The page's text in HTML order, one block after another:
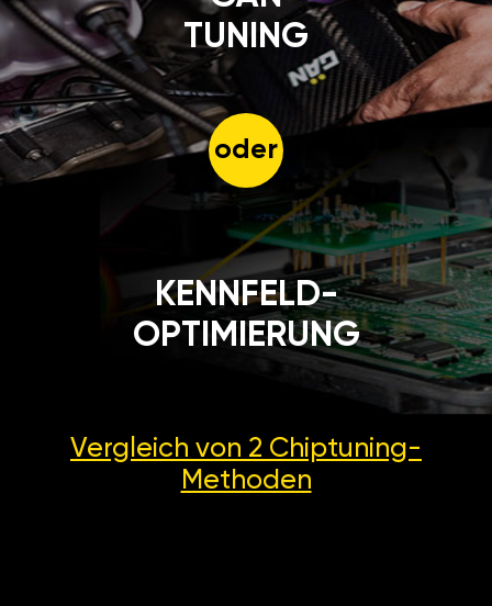
TUNING
oder
KENNFELD-
OPTIMIERUNG
Vergleich von 2 Chiptuning-
Methoden